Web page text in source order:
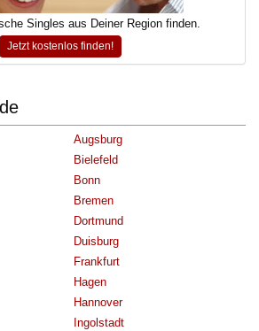
Singles aus Deiner Region finden.
Jetzt kostenlos finden!
Augsburg
Bielefeld
Bonn
Bremen
Dortmund
Duisburg
Frankfurt
Hagen
Hannover
Ingolstadt